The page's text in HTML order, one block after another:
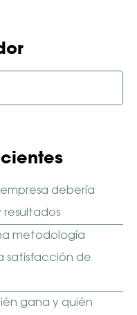
debería
resultados
metodología
satisfacción de
gana y quién